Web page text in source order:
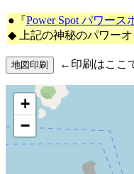
●『Power Spot パワース
◆ 上記の神秘のパワーオ
←印刷はここ
+
−